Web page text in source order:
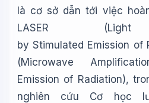
là cơ sở dẫn tới việc
LASER (Light
by Stimulated Emission of
(M icrowave
Emission of Radiation),
nghiên cứu Cơ học
Tôi là trợ lý AI của
về các